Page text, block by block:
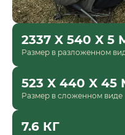
2337 X 540 X 5
Размер в разложенном
523 X 440 X
Размер в сложенном виде
7.6 КГ